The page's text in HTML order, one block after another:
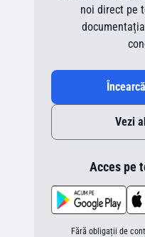
noi direct pe
Vezi
Acces pe
Fără obligații de